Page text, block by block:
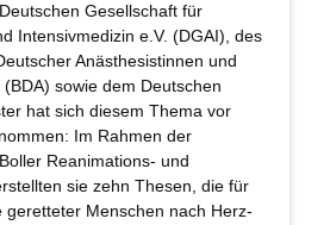
Gesellschaft für
Intensivmedizin e.V. (DGAI), des
Anästhesistinnen und
sowie dem Deutschen
hat sich diesem Thema vor
Im Rahmen der
Reanimations- und
sie zehn Thesen, die für
geretteter Menschen nach Herz-